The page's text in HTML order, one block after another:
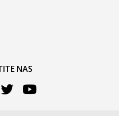
NAS